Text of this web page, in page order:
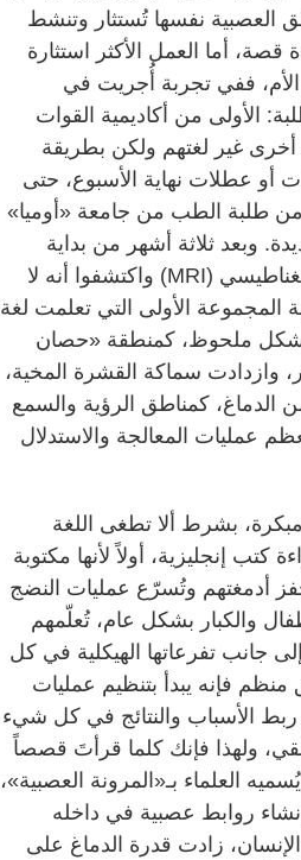
العصبية نفسها تُستثار وتنشط
قصة، أما العمل الأكثر استثارة
ففي تجربة أُجريت في
الأولى من أكاديمية القوات
أخرى غير لغتهم ولكن بطريقة
أو عطلات نهاية الأسبوع، حتى
من طلبة الطب من جامعة «أوميا»
وبعد ثلاثة أشهر من بداية
الدراسة، تم مسح أدمغة الطلبة مرة أخرى بالرنين المغناطيسي (MRI) واكتشفوا أنه لا
المجموعة الأولى التي تعلمت لغة
ملحوظ، كمنطقة «حصان
وازدادت سماكة القشرة المخية،
كمناطق الرؤية والسمع
عمليات المعالجة والاستدلال
بشرط ألا تطغى اللغة
إنجليزية، أولاً لأنها مكتوبة
أدمغتهم وتُسرّع عمليات النضج
والكبار بشكل عام، تُعلّمهم
جانب تفرعاتها الهيكلية في كل
فإنه يبدأ بتنظيم عمليات
ربط الأسباب والنتائج في كل شيء
ولهذا فإنك كلما قرأتَ قصصاً
العلماء بـ«المرونة العصبية»،
روابط عصبية في داخله
زادت قدرة الدماغ على